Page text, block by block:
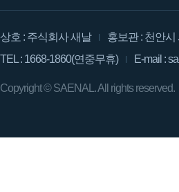
상호 : 주식회사 새날
홍보관 : 천안
TEL : 1668-1860(연중무휴)
E-mail :
Copyright ©SAENAL.All rights reserved.